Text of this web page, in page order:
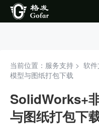
当前位置：服务支持 > 软
模型与图纸打包下载
SolidWorks+
与图纸打包下